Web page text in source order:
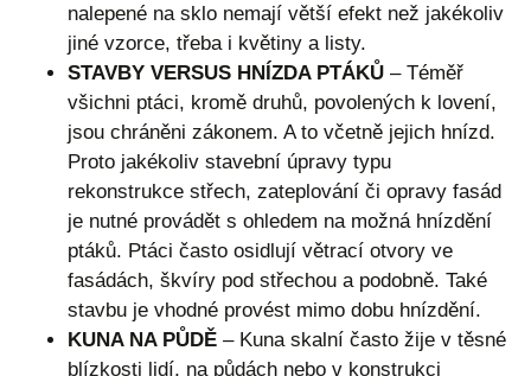
nalepené na sklo nemají větší efekt než jakékoliv
jiné vzorce, třeba i květiny a listy.
STAVBY VERSUS HNÍZDA PTÁKŮ – Téměř
všichni ptáci, kromě druhů, povolených k lovení,
jsou chráněni zákonem. A to včetně jejich hnízd.
Proto jakékoliv stavební úpravy typu
rekonstrukce střech, zateplování či opravy fasád
je nutné provádět s ohledem na možná hnízdění
ptáků. Ptáci často osidlují větrací otvory ve
fasádách, škvíry pod střechou a podobně. Také
stavbu je vhodné provést mimo dobu hnízdění.
KUNA NA PŮDĚ – Kuna skalní často žije v těsné
blízkosti lidí, na půdách nebo v konstrukci